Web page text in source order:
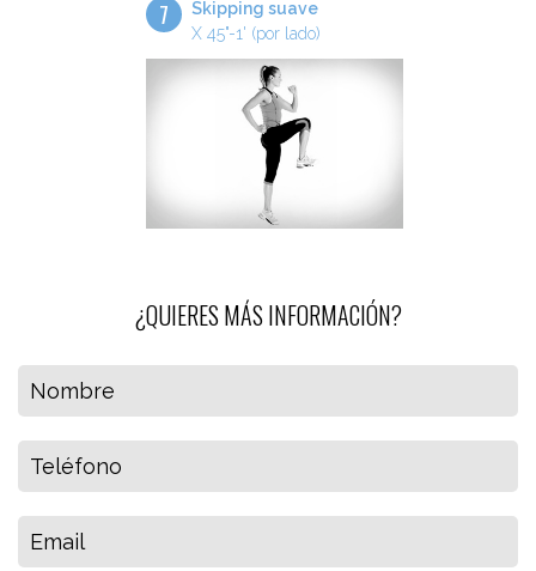
7
Skipping suave
X 45"-1' (por lado)
¿QUIERES MÁS INFORMACIÓN?